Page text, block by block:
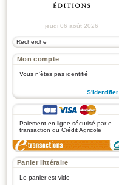
jeudi 06 août 2026
Mon compte
Vous n'êtes pas identifié
S'identifier
Paiement en ligne sécurisé par e-
transaction du Crédit Agricole
Panier littéraire
Le panier est vide